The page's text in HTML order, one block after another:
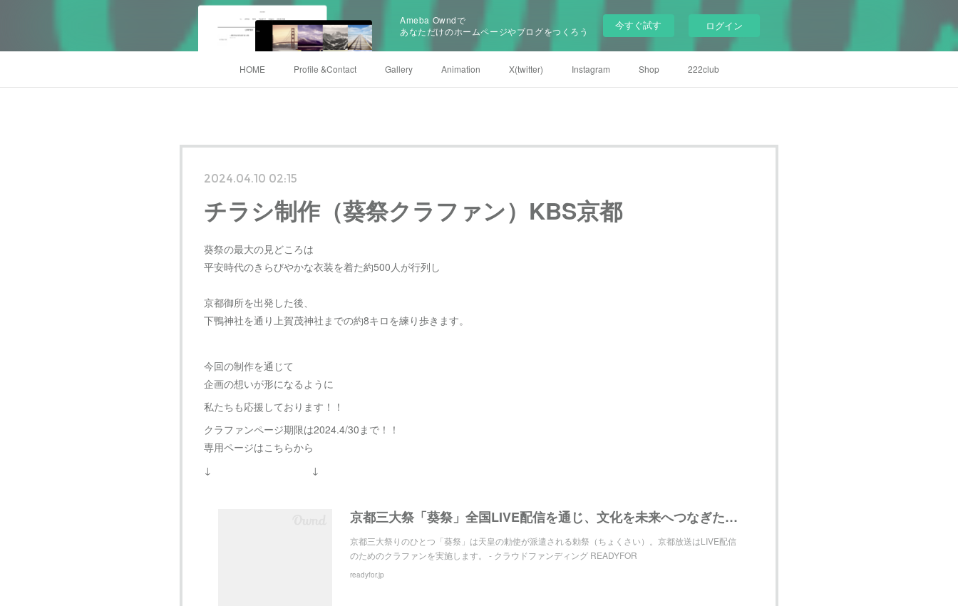
Ameba Owndで
あなただけのホームページやブログをつくろう
今すぐ試す ログイン
HOME Profile &Contact Gallery Animation X(twitter) Instagram Shop 222club
2024.04.10 02:15
チラシ制作（葵祭クラファン）KBS京都
葵祭の最大の見どころは
平安時代のきらびやかな衣装を着た約500人が行列し
京都御所を出発した後、
下鴨神社を通り上賀茂神社までの約8キロを練り歩きます。
今回の制作を通じて
企画の想いが形になるように
私たちも応援しております！！
クラファンページ期限は2024.4/30まで！！
専用ページはこちらから
↓ ↓
京都三大祭「葵祭」全国LIVE配信を通じ、文化を未来へつなぎたい - クラウドファンディング READYFOR
京都三大祭りのひとつ「葵祭」は天皇の勅使が派遣される勅祭（ちょくさい）。京都放送はLIVE配信
のためのクラファンを実施します。 - クラウドファンディング READYFOR
readyfor.jp